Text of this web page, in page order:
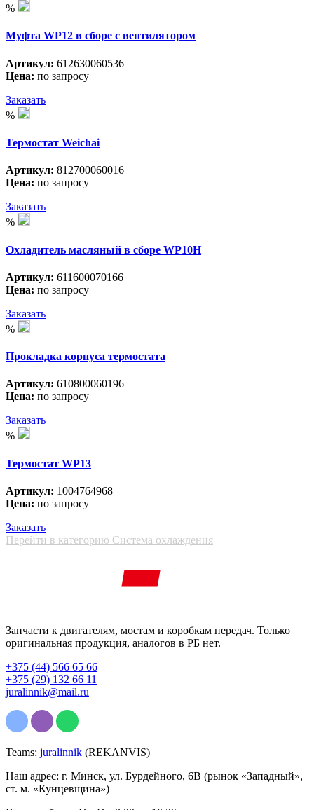
%
Муфта WP12 в сборе с вентилятором
Артикул: 612630060536
Цена: по запросу
Заказать
%
Термостат Weichai
Артикул: 812700060016
Цена: по запросу
Заказать
%
Охладитель масляный в сборе WP10H
Артикул: 611600070166
Цена: по запросу
Заказать
%
Прокладка корпуса термостата
Артикул: 610800060196
Цена: по запросу
Заказать
%
Термостат WP13
Артикул: 1004764968
Цена: по запросу
Заказать
Перейти в категорию Система охлаждения
Запчасти к двигателям, мостам и коробкам передач. Только
оригинальная продукция, аналогов в РБ нет.
+375 (44) 566 65 66
+375 (29) 132 66 11
juralinnik@mail.ru
Teams: juralinnik (REKANVIS)
Наш адрес: г. Минск, ул. Бурдейного, 6В (рынок «Западный»,
ст. м. «Кунцевщина»)